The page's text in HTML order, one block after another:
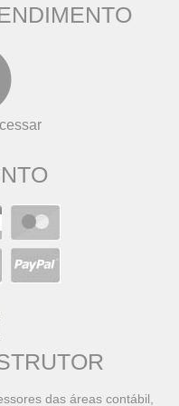
das áreas contábil,